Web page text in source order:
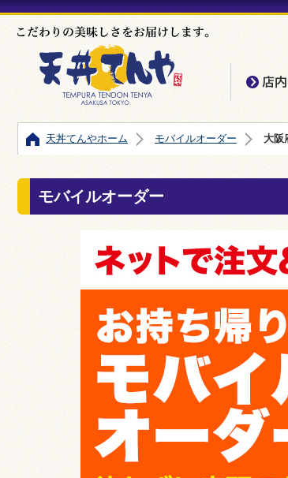
天丼てんやホーム モバイルオーダー 大阪
モバイルオーダー